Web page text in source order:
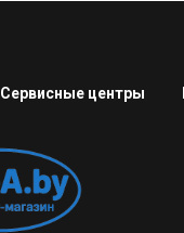
Сервисные центры